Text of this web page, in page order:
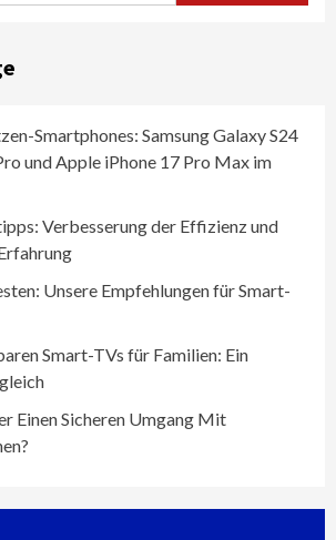
Smartphones: Samsung Galaxy S24
und Apple iPhone 17 Pro Max im
Verbesserung der Effizienz und
Unsere Empfehlungen für Smart-
Smart-TVs für Familien: Ein
Einen Sicheren Umgang Mit